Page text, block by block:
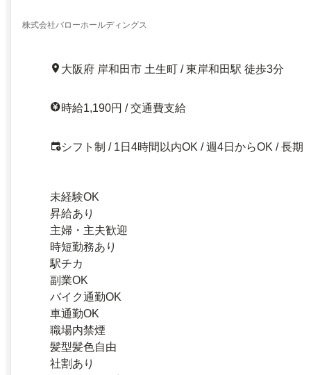
株式会社バローホールディングス
大阪府 岸和田市 土生町 / 東岸和田駅 徒歩3分
時給1,190円 / 交通費支給
シフト制 / 1日4時間以内OK / 週4日からOK / 長期
未経験OK
昇給あり
主婦・主夫歓迎
時短勤務あり
駅チカ
副業OK
バイク通勤OK
車通勤OK
職場内禁煙
髪型髪色自由
社割あり